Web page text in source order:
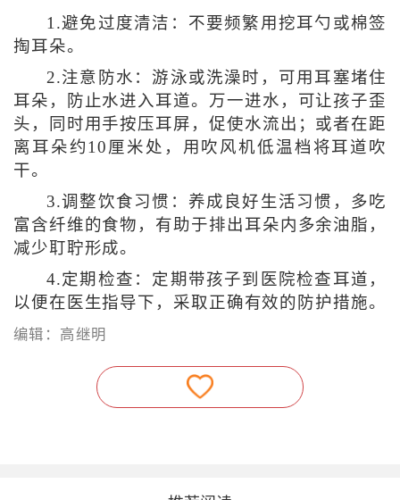
1.避免过度清洁：不要频繁用挖耳勺或棉签
掏耳朵。
2.注意防水：游泳或洗澡时，可用耳塞堵住
耳朵，防止水进入耳道。万一进水，可让孩子歪
头，同时用手按压耳屏，促使水流出；或者在距
离耳朵约10厘米处，用吹风机低温档将耳道吹
干。
3.调整饮食习惯：养成良好生活习惯，多吃
富含纤维的食物，有助于排出耳朵内多余油脂，
减少耵聍形成。
4.定期检查：定期带孩子到医院检查耳道，
以便在医生指导下，采取正确有效的防护措施。
编辑：高继明